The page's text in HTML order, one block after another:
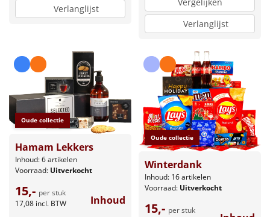
Verlanglijst
Verlanglijst
Oude collectie
Hamam Lekkers
Inhoud: 6 artikelen
Voorraad: Uitverkocht
15,- per stuk
17,08 incl. BTW Inhoud
Oude collectie
Winterdank
Inhoud: 16 artikelen
Voorraad: Uitverkocht
15,- per stuk